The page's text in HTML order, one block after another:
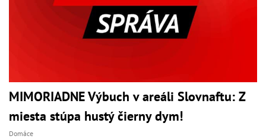
MIMORIADNE Výbuch v areáli Slovnaftu: Z
miesta stúpa hustý čierny dym!
Domáce